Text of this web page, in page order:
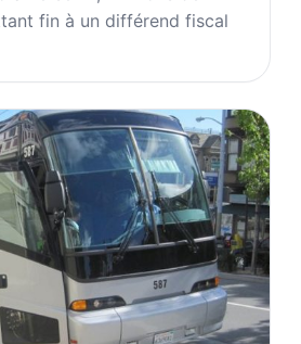
fin à un différend fiscal